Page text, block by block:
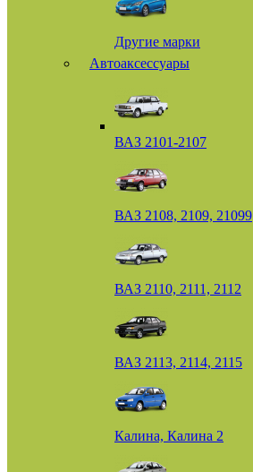
Другие марки
Автоаксессуары
ВАЗ 2101-2107
ВАЗ 2108, 2109, 21099
ВАЗ 2110, 2111, 2112
ВАЗ 2113, 2114, 2115
Калина, Калина 2